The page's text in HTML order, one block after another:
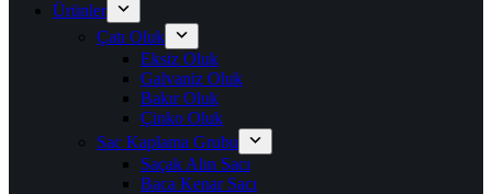
Ürünler
Çatı Oluk
Eksiz Oluk
Galvaniz Oluk
Bakır Oluk
Çinko Oluk
Sac Kaplama Grubu
Saçak Alın Sacı
Baca Kenar Sacı